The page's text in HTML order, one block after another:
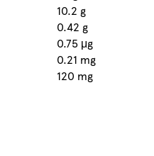
10.2 g
0.42 g
0.75 μg
0.21 mg
120 mg